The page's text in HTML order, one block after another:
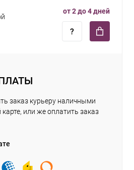
от 2 до 4 дней
заказ курьеру наличными
или же оплатить заказ